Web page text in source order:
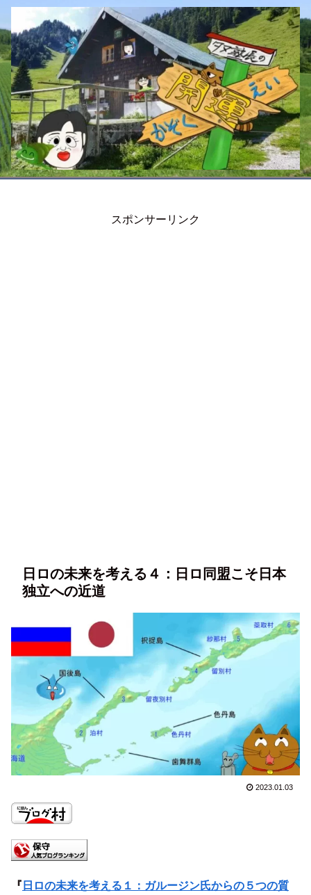
スポンサーリンク
日ロの未来を考える４：日ロ同盟こそ日本
独立への近道
2023.01.03
『 日ロの未来を考える１：ガルージン氏からの５つの質